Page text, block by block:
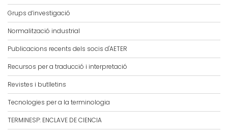
Grups d’investigació
Normalització industrial
Publicacions recents dels socis d'AETER
Recursos per a traducció i interpretació
Revistes i butlletins
Tecnologies per a la terminologia
TERMINESP: ENCLAVE DE CIENCIA